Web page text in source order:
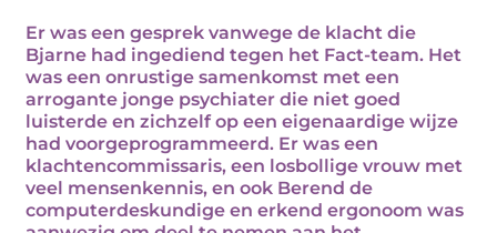
Er was een gesprek vanwege de klacht die
Bjarne had ingediend tegen het Fact-team. Het
was een onrustige samenkomst met een
arrogante jonge psychiater die niet goed
luisterde en zichzelf op een eigenaardige wijze
had voorgeprogrammeerd. Er was een
klachtencommissaris, een losbollige vrouw met
veel mensenkennis, en ook Berend de
computerdeskundige en erkend ergonoom was